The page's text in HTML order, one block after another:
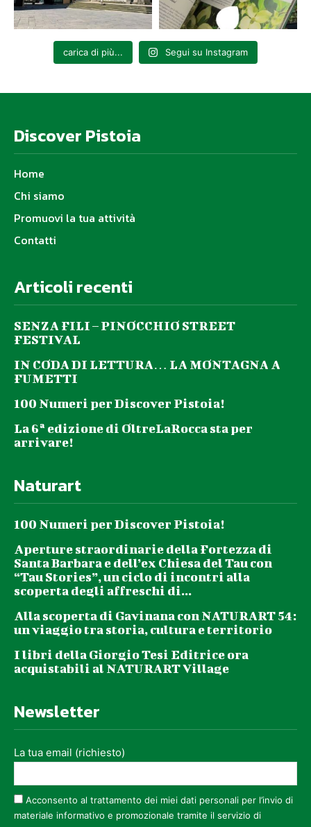
carica di più... Segui su Instagram
Discover Pistoia
Home
Chi siamo
Promuovi la tua attività
Contatti
Articoli recenti
SENZA FILI – PINOCCHIO STREET
FESTIVAL
IN CODA DI LETTURA… LA MONTAGNA A
FUMETTI
100 Numeri per Discover Pistoia!
La 6ª edizione di OltreLaRocca sta per
arrivare!
Naturart
100 Numeri per Discover Pistoia!
Aperture straordinarie della Fortezza di
Santa Barbara e dell’ex Chiesa del Tau con
“Tau Stories”, un ciclo di incontri alla
scoperta degli affreschi di...
Alla scoperta di Gavinana con NATURART 54:
un viaggio tra storia, cultura e territorio
I libri della Giorgio Tesi Editrice ora
acquistabili al NATURART Village
Newsletter
La tua email (richiesto)
Acconsento al trattamento dei miei dati personali per l’invio di
materiale informativo e promozionale tramite il servizio di